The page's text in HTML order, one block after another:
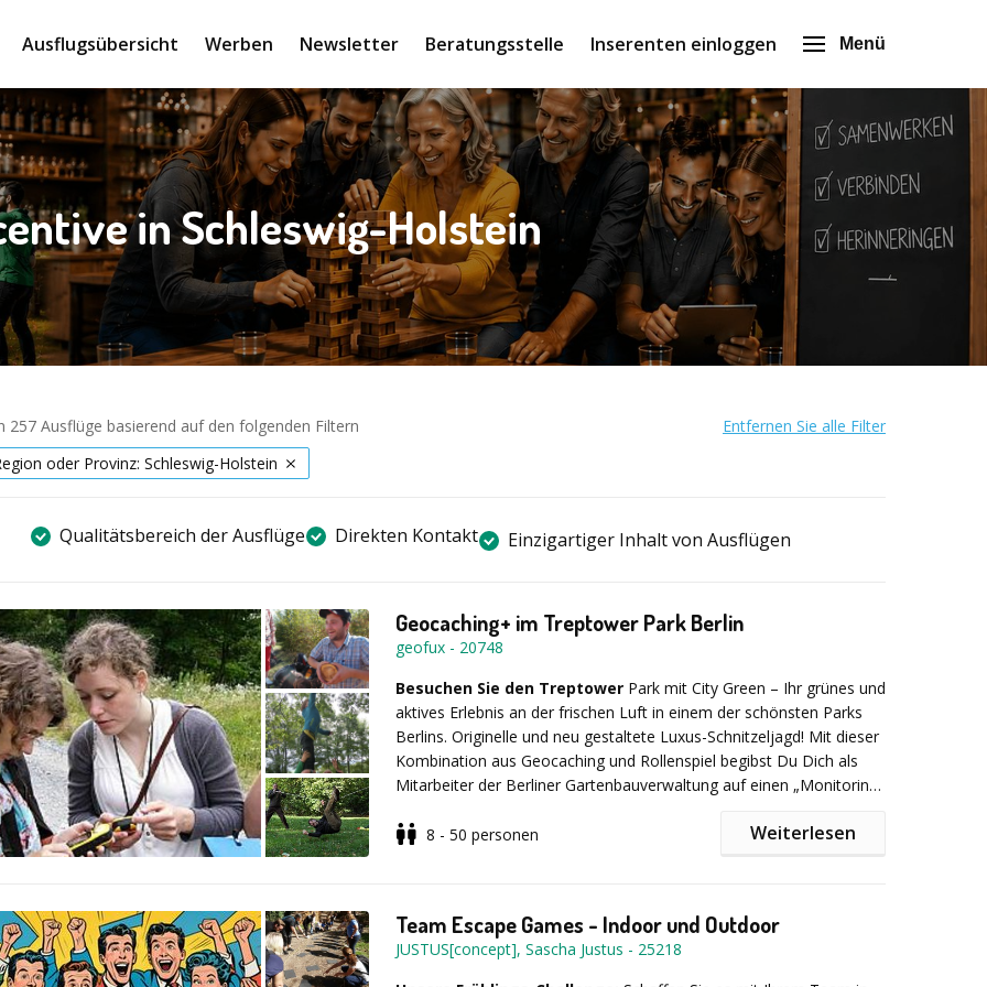
Ausflugsübersicht Werben Newsletter Beratungsstelle Inserenten einloggen Menü
in Schleswig-Holstein
257 Ausflüge basierend auf den folgenden Filtern
Entfernen Sie alle Filter
oder Provinz: Schleswig-Holstein
Qualitätsbereich der Ausflüge Direkten Kontakt Einzigartiger Inhalt von Ausflügen
Geocaching+ im Treptower Park Berlin
geofux - 20748
Besuchen Sie den Treptower Park mit City Green – Ihr grünes und
aktives Erlebnis an der frischen Luft in einem der schönsten Parks
Berlins. Originelle und neu gestaltete Luxus-Schnitzeljagd! Mit dieser
Kombination aus Geocaching und Rollenspiel begibst Du Dich als
Mitarbeiter der Berliner Gartenbauverwaltung auf einen „Monitoring-
Anfang! Begleitet wurden sie von einem „alten Hasen“ vom
Treptower Park das perfekte Ambiente für Ihr Teamevent in Berlin. Die
exklusive Kombination aus Geocaching und verschiedenen Teamspielen
für alle, die mehr „tracken“ können als nur GPS-Gerät, Tablet oder
8 - 50 personen Weiterlesen
Team Escape Games - Indoor und Outdoor
JUSTUS[concept], Sascha Justus - 25218